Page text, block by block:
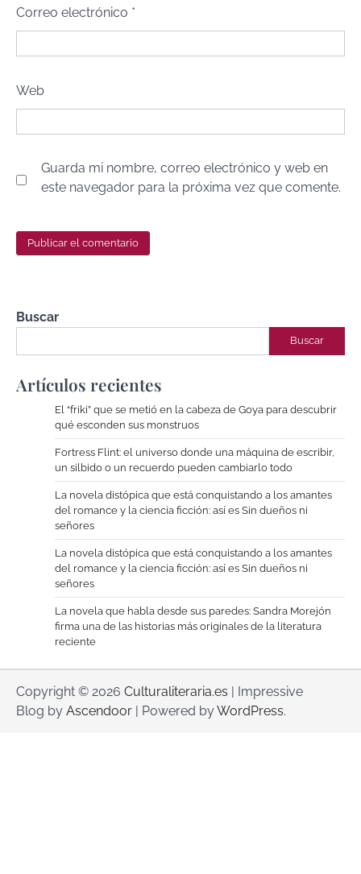
Correo electrónico *
Web
Guarda mi nombre, correo electrónico y web en
este navegador para la próxima vez que comente.
Buscar
Buscar
Artículos recientes
El “friki” que se metió en la cabeza de Goya para descubrir
qué esconden sus monstruos
Fortress Flint: el universo donde una máquina de escribir,
un silbido o un recuerdo pueden cambiarlo todo
La novela distópica que está conquistando a los amantes
del romance y la ciencia ficción: así es Sin dueños ni
señores
La novela distópica que está conquistando a los amantes
del romance y la ciencia ficción: así es Sin dueños ni
señores
La novela que habla desde sus paredes: Sandra Morejón
firma una de las historias más originales de la literatura
reciente
Copyright © 2026 Culturaliteraria.es | Impressive
Blog by Ascendoor | Powered byWordPress.